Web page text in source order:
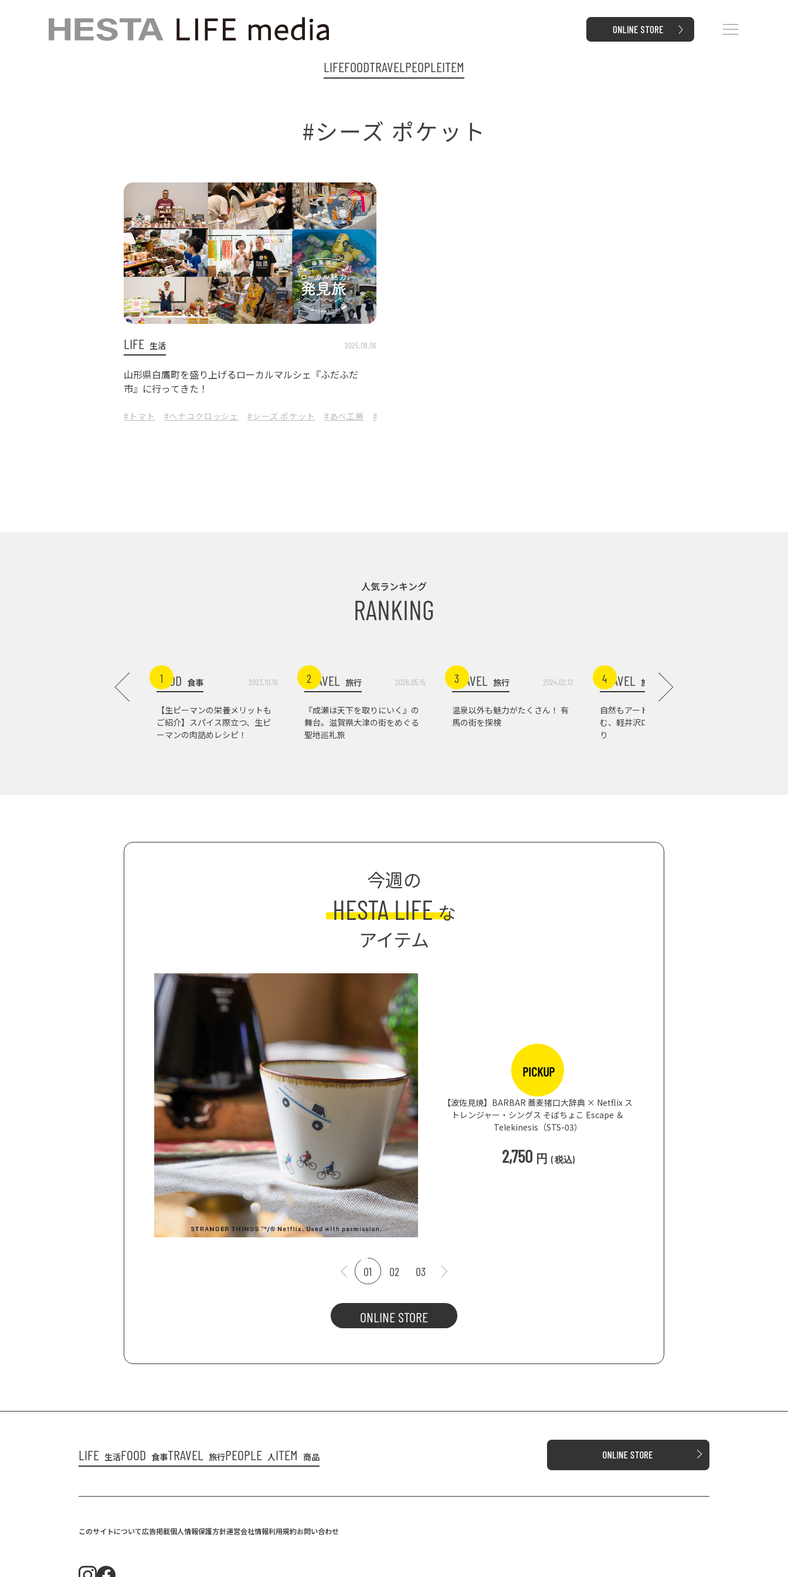
LIFEFOODTRAVELPEOPLEITEM
#シーズ ポケット
LIFE 生活 2025.08.06
山形県白鷹町を盛り上げるローカルマルシェ『ふだふだ
市』に行ってきた！
#トマト #ヘナコクロッシェ #シーズ ポケット #あべ工房 #はるカフェ
人気ランキング
RANKING
1FOOD 食事 2023.10.16
【生ピーマンの栄養メリットも
ご紹介】スパイス際立つ、生ピ
ーマンの肉詰めレシピ！
2
TRAVEL 旅行 2026.05.15
『成瀬は天下を取りにいく』の
舞台。滋賀県大津の街をめぐる
聖地巡礼旅
3
TRAVEL 旅行 2024.02.12
温泉以外も魅力がたくさん！ 有
馬の街を探検
4
TRAVEL 旅行
自然もアートもグルメも楽し
む、軽井沢ローカルスポット巡
り
今週の
HESTA LIFEな
アイテム
【波佐見焼】BARBAR 蕎麦猪口大辞典 × Netflix ス
トレンジャー・シングス そばちょこ Escape ＆
Telekinesis（STS-03）
2,750 円
01 02 03
ONLINE STORE
LIFE 生活FOOD 食事TRAVEL 旅行PEOPLE 人ITEM 商品
このサイトについて広告掲載個人情報保護方針運営会社情報利用規約お問い合わせ